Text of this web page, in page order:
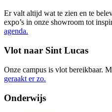
Er valt altijd wat te zien en te
expo’s in onze showroom tot
agenda.
Vlot naar Sint Lucas
Onze campus is vlot bereikbaar.
geraakt er zo.
Onderwijs